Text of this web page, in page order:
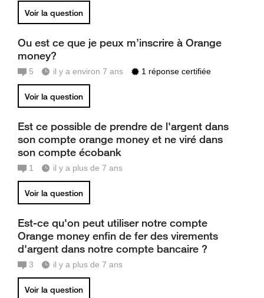
Voir la question
Ou est ce que je peux m’inscrire à Orange
money?
5 il y a environ 7 ans 1 réponse certifiée
Voir la question
Est ce possible de prendre de l'argent dans
son compte orange money et ne viré dans
son compte écobank
1 il y a plus de 7 ans
Voir la question
Est-ce qu'on peut utiliser notre compte
Orange money enfin de fer des virements
d'argent dans notre compte bancaire ?
3 il y a plus de 7 ans
Voir la question